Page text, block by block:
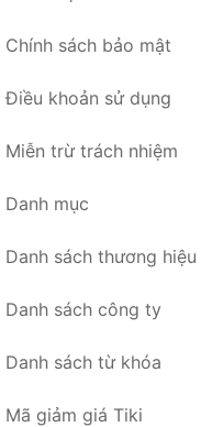
Chính sách bảo mật
Điều khoản sử dụng
Miễn trừ trách nhiệm
Danh mục
Danh sách thương hiệu
Danh sách công ty
Danh sách từ khóa
Mã giảm giá Tiki